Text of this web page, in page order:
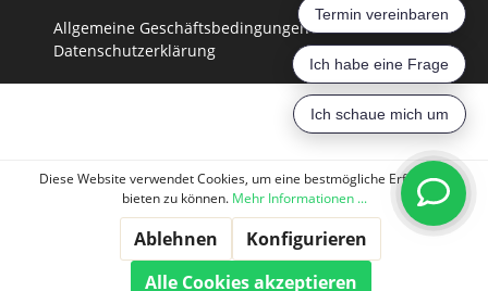
Allgemeine Geschäftsbedingungen
Datenschutzerklärung
Diese Website verwendet Cookies, um eine bestmögliche Erfahrung
bieten zu können. Mehr Informationen ...
Ablehnen
Konfigurieren
Alle Cookies akzeptieren